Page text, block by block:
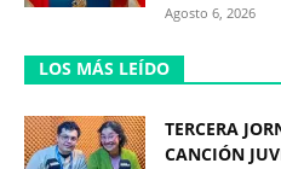
Agosto 6, 2026
LOS MÁS LEÍDO
TERCERA
CANCIÓN